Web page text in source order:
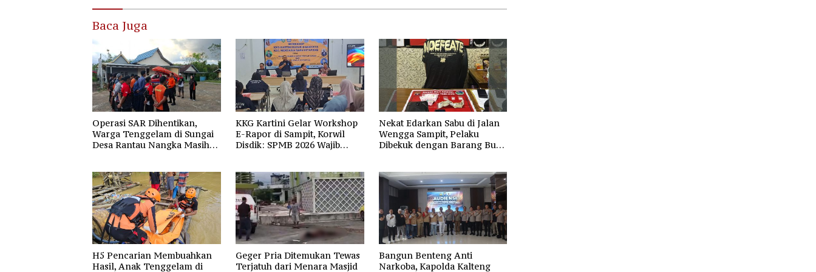
Baca Juga
Operasi SAR Dihentikan,
Warga Tenggelam di Sungai
Desa Rantau Nangka Masih
KKG Kartini Gelar Workshop
E-Rapor di Sampit, Korwil
Disdik: SPMB 2026 Wajib
Nekat Edarkan Sabu di Jalan
Wengga Sampit, Pelaku
Dibekuk dengan Barang Bukti
H5 Pencarian Membuahkan
Hasil, Anak Tenggelam di
Geger Pria Ditemukan Tewas
Terjatuh dari Menara Masjid
Bangun Benteng Anti
Narkoba, Kapolda Kalteng